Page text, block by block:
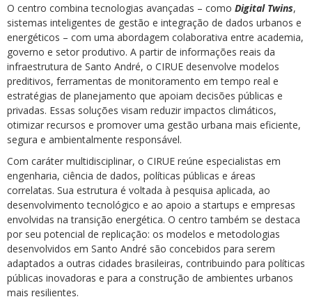
O centro combina tecnologias avançadas – como Digital Twins,
sistemas inteligentes de gestão e integração de dados urbanos e
energéticos – com uma abordagem colaborativa entre academia,
governo e setor produtivo. A partir de informações reais da
infraestrutura de Santo André, o CIRUE desenvolve modelos
preditivos, ferramentas de monitoramento em tempo real e
estratégias de planejamento que apoiam decisões públicas e
privadas. Essas soluções visam reduzir impactos climáticos,
otimizar recursos e promover uma gestão urbana mais eficiente,
segura e ambientalmente responsável.
Com caráter multidisciplinar, o CIRUE reúne especialistas em
engenharia, ciência de dados, políticas públicas e áreas
correlatas. Sua estrutura é voltada à pesquisa aplicada, ao
desenvolvimento tecnológico e ao apoio a startups e empresas
envolvidas na transição energética. O centro também se destaca
por seu potencial de replicação: os modelos e metodologias
desenvolvidos em Santo André são concebidos para serem
adaptados a outras cidades brasileiras, contribuindo para políticas
públicas inovadoras e para a construção de ambientes urbanos
mais resilientes.